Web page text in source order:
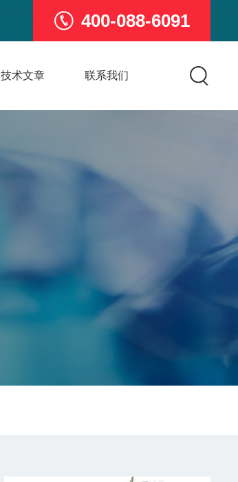
400-088-6091
技术文章 联系我们